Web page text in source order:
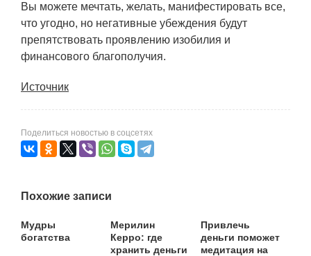
Вы можете мечтать, желать, манифестировать все,
что угодно, но негативные убеждения будут
препятствовать проявлению изобилия и
финансового благополучия.
Источник
Поделиться новостью в соцсетях
Похожие записи
Мудры
богатства
Мерилин
Керро: где
хранить деньги
Привлечь
деньги поможет
медитация на